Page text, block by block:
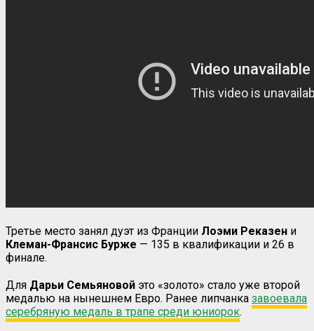
Третье место занял дуэт из Франции Лоэми Реказен и
Клеман-Франсис Бурже — 135 в квалификации и 26 в
финале.
Для Дарьи Семьяновой это «золото» стало уже второй
медалью на нынешнем Евро. Ранее липчанка завоевала
серебряную медаль в трапе среди юниорок.